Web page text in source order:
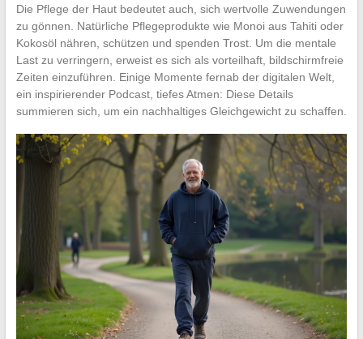
Die Pflege der Haut bedeutet auch, sich wertvolle Zuwendungen
zu gönnen. Natürliche Pflegeprodukte wie Monoi aus Tahiti oder
Kokosöl nähren, schützen und spenden Trost. Um die mentale
Last zu verringern, erweist es sich als vorteilhaft, bildschirmfreie
Zeiten einzuführen. Einige Momente fernab der digitalen Welt,
ein inspirierender Podcast, tiefes Atmen: Diese Details
summieren sich, um ein nachhaltiges Gleichgewicht zu schaffen.